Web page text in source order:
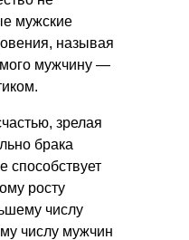
мужские
называя
мужчину —
зрелая
брака
способствует
росту
числу
числу мужчин